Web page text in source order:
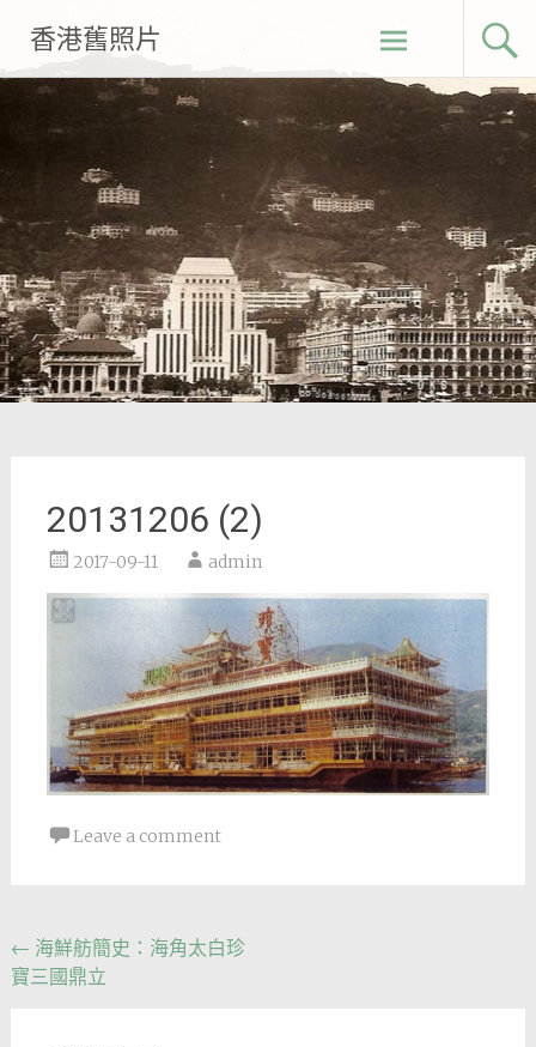
content
香港舊照片
20131206 (2)
2017-09-11 admin
Leave a comment
Post
navigation
← 海鮮舫簡史：海角太白珍
寶三國鼎立